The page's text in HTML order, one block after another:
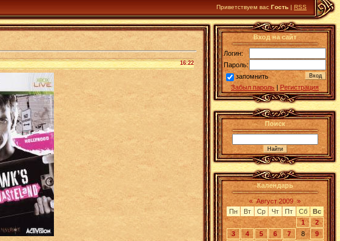
Приветствуем вас Гость | RSS
16:22
Вход на сайт
Логин:
Пароль:
запомнить
Забыл пароль | Регистрация
Поиск
Календарь
« Август 2009 »
Пн
Вт Ср Чт Пт Сб
Вс
1
2
3
4 5 6 7 8
9